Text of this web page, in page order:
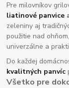
Pre milovníkov
liatinové panvice
zeleniny aj
použitie nad
univerzálne a
Do každej
kvalitných panvíc
Všetko pre